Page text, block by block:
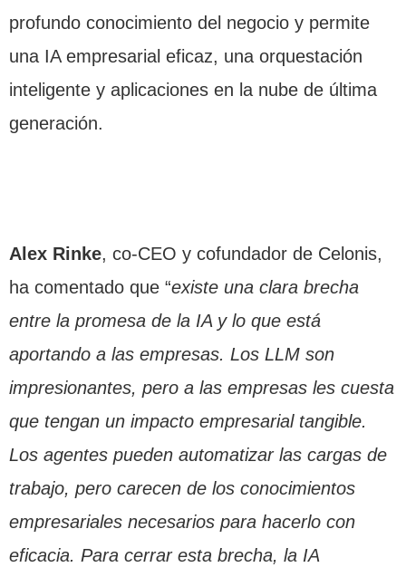
profundo conocimiento del negocio y permite
una IA empresarial eficaz, una orquestación
inteligente y aplicaciones en la nube de última
generación.
Alex Rinke, co-CEO y cofundador de Celonis,
ha comentado que “existe una clara brecha
entre la promesa de la IA y lo que está
aportando a las empresas. Los LLM son
impresionantes, pero a las empresas les cuesta
que tengan un impacto empresarial tangible.
Los agentes pueden automatizar las cargas de
trabajo, pero carecen de los conocimientos
empresariales necesarios para hacerlo con
eficacia. Para cerrar esta brecha, la IA